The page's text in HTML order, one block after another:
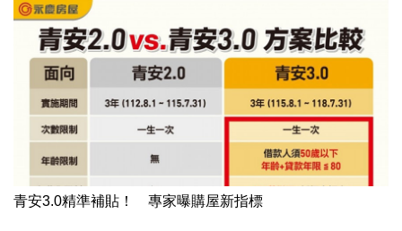
青安3.0精準補貼！ 專家曝購屋新指標